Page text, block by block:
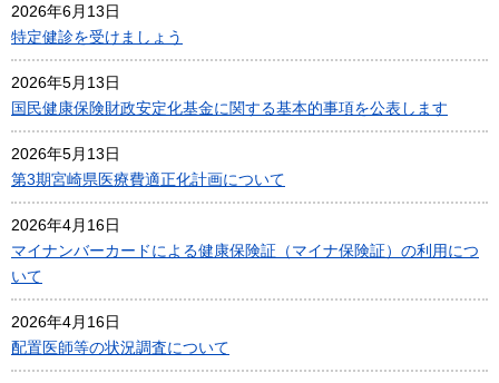
2026年6月13日
特定健診を受けましょう
2026年5月13日
国民健康保険財政安定化基金に関する基本的事項を公表します
2026年5月13日
第3期宮崎県医療費適正化計画について
2026年4月16日
マイナンバーカードによる健康保険証（マイナ保険証）の利用につ
いて
2026年4月16日
配置医師等の状況調査について